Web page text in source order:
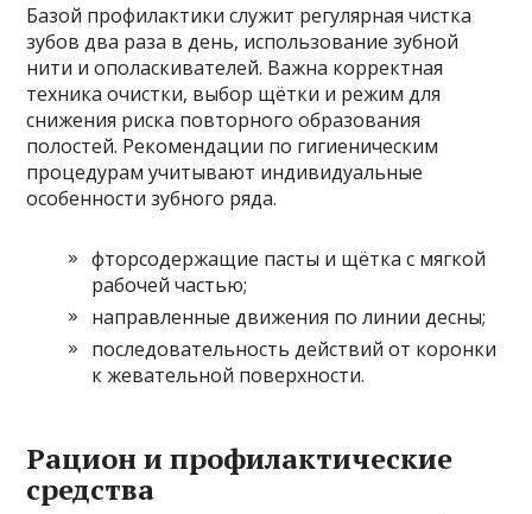
Базой профилактики служит регулярная чистка
зубов два раза в день, использование зубной
нити и ополаскивателей. Важна корректная
техника очистки, выбор щётки и режим для
снижения риска повторного образования
полостей. Рекомендации по гигиеническим
процедурам учитывают индивидуальные
особенности зубного ряда.
фторсодержащие пасты и щётка с мягкой
рабочей частью;
направленные движения по линии десны;
последовательность действий от коронки
к жевательной поверхности.
Рацион и профилактические
средства